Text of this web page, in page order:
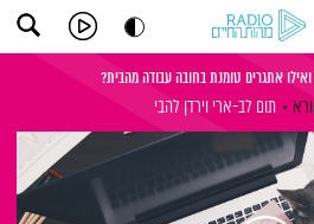
ואילו אתגרים טומנת בחובה עבודה מהבית?
תום לב-ארי וירדן להבי